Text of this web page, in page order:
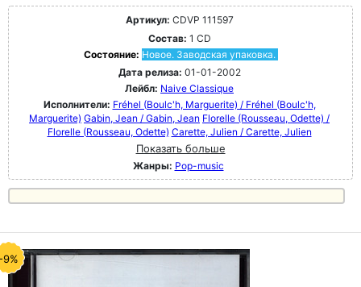
Артикул: CDVP 111597
Состав: 1 CD
Состояние: Новое. Заводская упаковка.
Дата релиза: 01-01-2002
Лейбл: Naive Classique
Исполнители: Fréhel (Boulc'h, Marguerite) / Fréhel (Boulc'h,
Marguerite) Gabin, Jean / Gabin, Jean Florelle (Rousseau, Odette) /
Florelle (Rousseau, Odette) Carette, Julien / Carette, Julien
Показать больше
Жанры: Pop-music
9%